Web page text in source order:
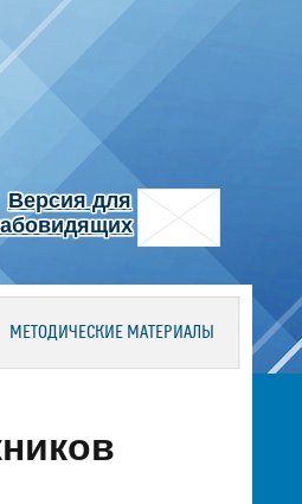
Версия для
МЕТОДИЧЕСКИЕ МАТЕРИАЛЫ